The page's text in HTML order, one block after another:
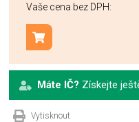
Vaše cena bez DPH:
Přidat do košíku
Máte IČ? Získejte
Vytisknout